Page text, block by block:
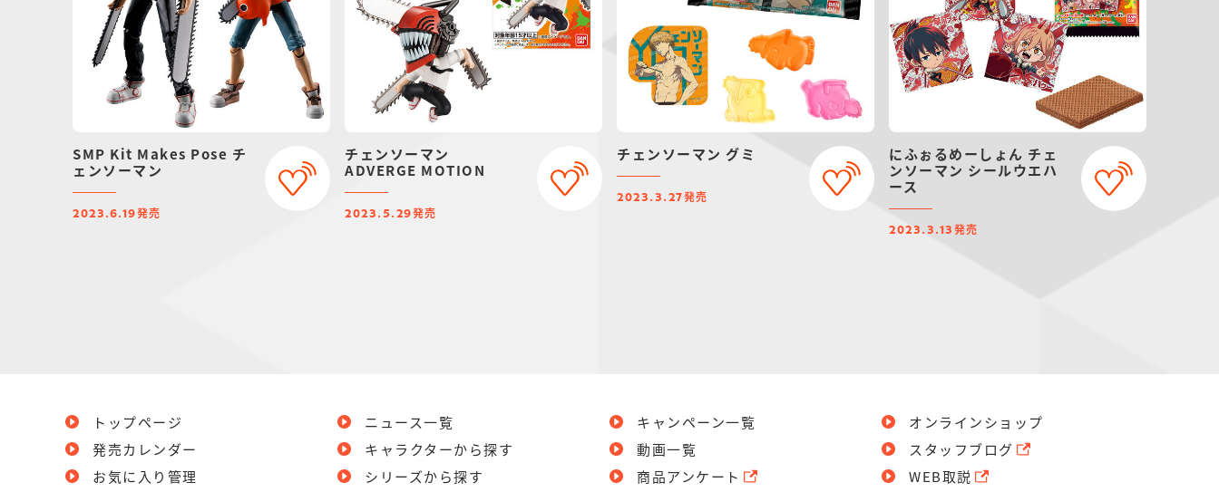
SMP Kit Makes Pose チ
ェンソーマン
2023.6.19発売
チェンソーマン
ADVERGE MOTION
2023.5.29発売
チェンソーマン グミ
2023.3.27発売
にふぉるめーしょん チェ
ンソーマン シールウエハ
ース
2023.3.13 発売
トップページ
発売カレンダー
お気に入り管理
ニュース一覧
キャラクターから探す
シリーズから探す
キャンペーン一覧
動画一覧
商品アンケート
オンラインショップ
スタッフブログ
WEB取説